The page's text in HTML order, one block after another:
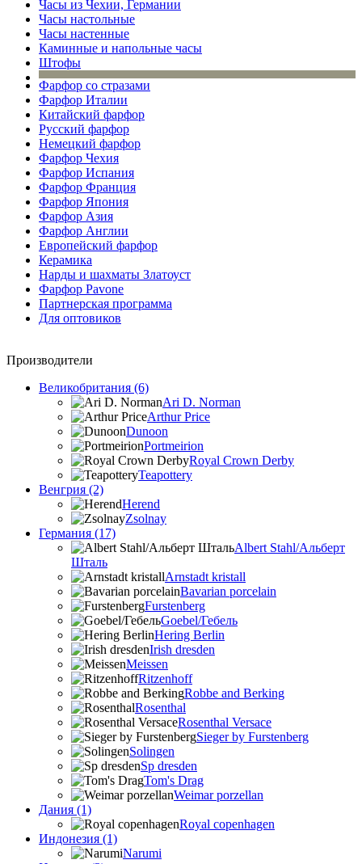
Часы из Чехии, Германии
Часы настольные
Часы настенные
Каминные и напольные часы
Штофы
Фарфор со стразами
Фарфор Италии
Китайский фарфор
Русский фарфор
Немецкий фарфор
Фарфор Чехия
Фарфор Испания
Фарфор Франция
Фарфор Япония
Фарфор Азия
Фарфор Англии
Европейский фарфор
Керамика
Нарды и шахматы Златоуст
Фарфор Pavone
Партнерская программа
Для оптовиков
Производители
Великобритания (6)
Ari D. Norman
Arthur Price
Dunoon
Portmeirion
Royal Crown Derby
Teapottery
Венгрия (2)
Herend
Zsolnay
Германия (17)
Albert Stahl/Альбеpт
Шталь
Arnstadt kristall
Bavarian porcelain
Furstenberg
Goebel/Гебель
Hering Berlin
Irish dresden
Meissen
Ritzenhoff
Robbe and Berking
Rosenthal
Rosenthal Versace
Sieger by Furstenberg
Solingen
Sp dresden
Tom's Drag
Weimar porzellan
Дания (1)
Royal copenhagen
Индонезия (1)
Narumi